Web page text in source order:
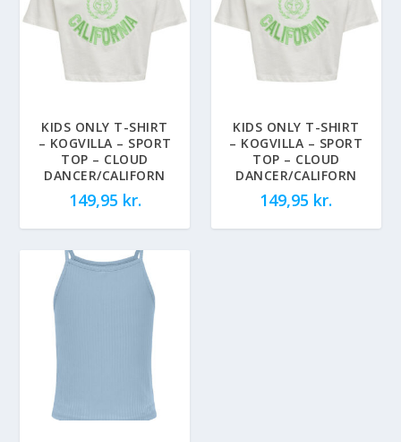
KIDS ONLY T-SHIRT
– KOGVILLA – SPORT
TOP – CLOUD
DANCER/CALIFORN
149,95 kr.
KIDS ONLY T-SHIRT
– KOGVILLA – SPORT
TOP – CLOUD
DANCER/CALIFORN
149,95 kr.